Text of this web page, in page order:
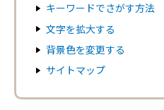
キーワードでさがす方法
文字を拡大する
背景色を変更する
サイトマップ